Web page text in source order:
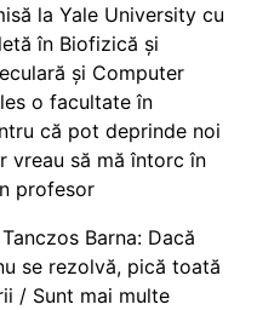
la Yale University cu
în Biofizică și
și Computer
o facultate în
că pot deprinde noi
vreau să mă întorc în
profesor
Barna: Dacă
se rezolvă, pică toată
/ Sunt mai multe